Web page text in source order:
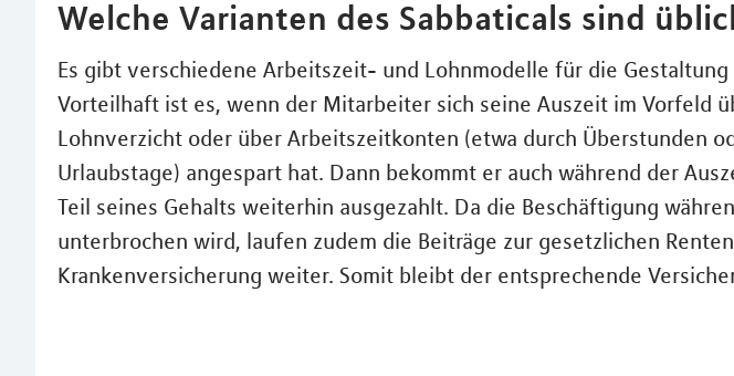
Welche Varianten des Sabbaticals sind
Es gibt verschiedene Arbeitszeit- und Lohnmodelle für die Gestaltung
Vorteilhaft ist es, wenn der Mitarbeiter sich seine Auszeit im Vorfeld
Lohnverzicht oder über Arbeitszeitkonten (etwa durch Überstunden
Urlaubstage) angespart hat. Dann bekommt er auch während der
Teil seines Gehalts weiterhin ausgezahlt. Da die Beschäftigung
unterbrochen wird, laufen zudem die Beiträge zur gesetzlichen
Krankenversicherung weiter. Somit bleibt der entsprechende